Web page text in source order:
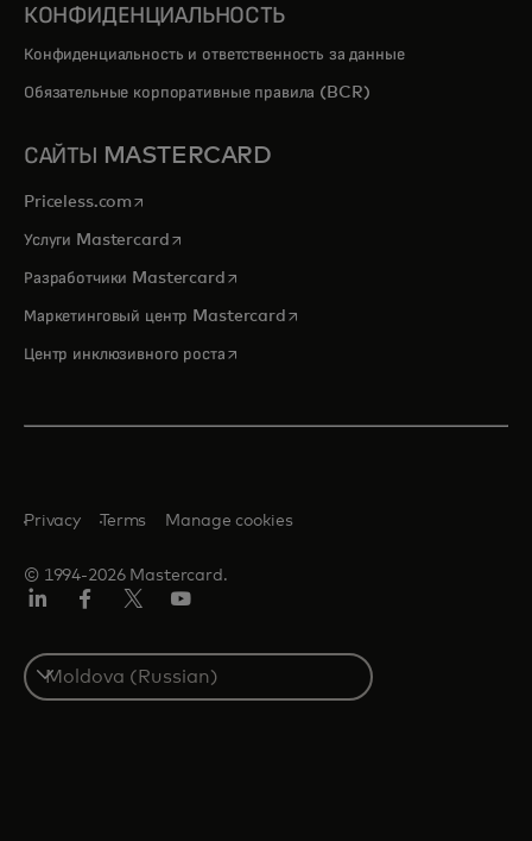
КОНФИДЕНЦИАЛЬНОСТЬ
Конфиденциальность и ответственность за данные
Обязательные корпоративные правила (BCR)
САЙТЫ MASTERCARD
Priceless.com opens in a new tab
Услуги Mastercardopens in a new tab
Разработчики Mastercardopens in a new tab
Маркетинговый центр Mastercardopens in a new tab
Центр инклюзивного ростаopens in a new tab
© 1994-2026 Mastercard.
Privacy Terms Manage cookies
Select
a
country